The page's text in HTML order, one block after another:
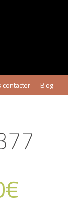
contacter Blog
€